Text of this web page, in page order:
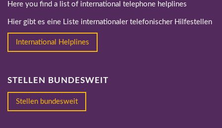
Here you find a list of international telephone helplines
Hier gibt es eine Liste internationaler telefonischer Hilfestellen
International Helplines
STELLEN BUNDESWEIT
Stellen bundesweit